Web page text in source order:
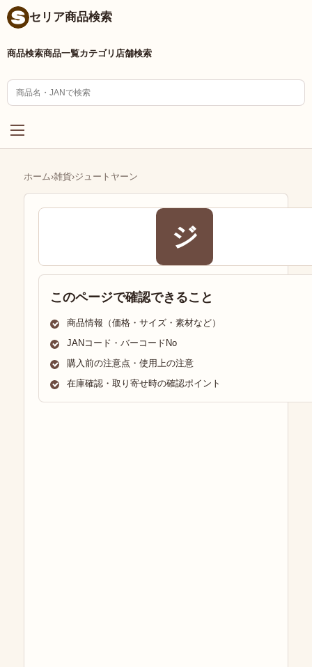
セリア商品検索
商品検索商品一覧カテゴリ 店舗検索
ホーム›雑貨›ジュートヤーン
ジ
このページで確認できること
商品情報（価格・サイズ・素材など）
JANコード・バーコードNo
購入前の注意点・使用上の注意
在庫確認・取り寄せ時の確認ポイント